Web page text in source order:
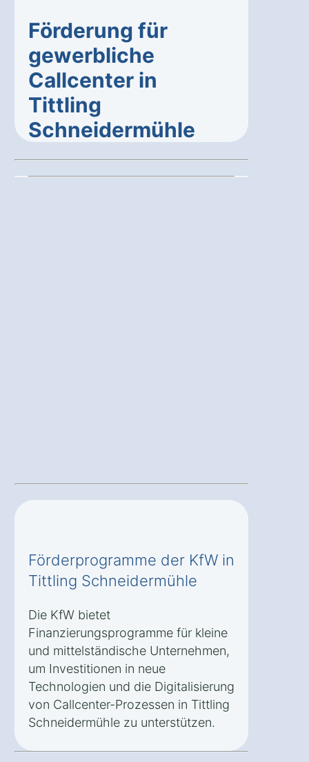
Förderung für
gewerbliche
Callcenter in
Tittling
Schneidermühle
Förderprogramme der KfW in
Tittling Schneidermühle
Die KfW bietet
Finanzierungsprogramme für kleine
und mittelständische Unternehmen,
um Investitionen in neue
Technologien und die Digitalisierung
von Callcenter-Prozessen in Tittling
Schneidermühle zu unterstützen.